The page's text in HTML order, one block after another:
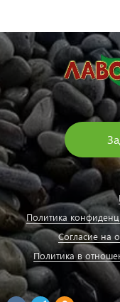
Политика
Согласие на
Политика в